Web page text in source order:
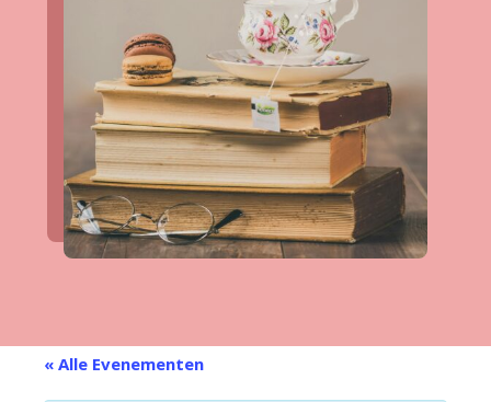
« Alle Evenementen